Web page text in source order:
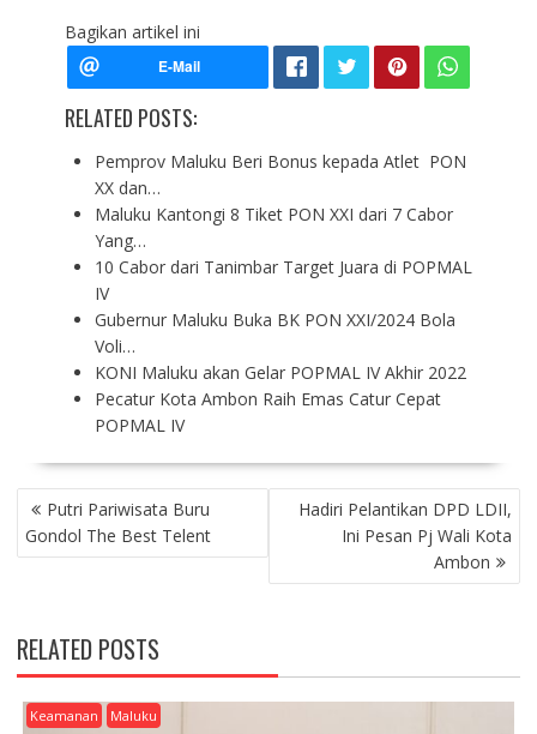
Bagikan artikel ini
RELATED POSTS:
Pemprov Maluku Beri Bonus kepada Atlet PON
XX dan…
Maluku Kantongi 8 Tiket PON XXI dari 7 Cabor
Yang…
10 Cabor dari Tanimbar Target Juara di POPMAL
IV
Gubernur Maluku Buka BK PON XXI/2024 Bola
Voli…
KONI Maluku akan Gelar POPMAL IV Akhir 2022
Pecatur Kota Ambon Raih Emas Catur Cepat
POPMAL IV
P
O
S
A
V
I
G
Putri Pariwisata Buru
Gondol The Best Telent
Hadiri Pelantikan DPD LDII,
Ini Pesan Pj Wali Kota
Ambon
RELATED POSTS
Keamanan Maluku